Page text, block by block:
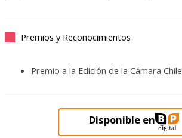
Premios y Reconocimientos
Premio a la Edición de la Cámara
Disponible en